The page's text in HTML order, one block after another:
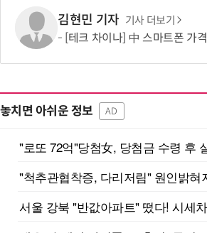
김현민 기자 기사 더보기
[테크 차이나] 中 스마트폰 가격 폭등…AI·5G로 모바일 산
놓치면 아쉬운 정보 AD